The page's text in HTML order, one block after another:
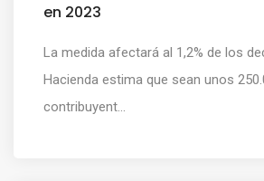
en 2023
La medida afectará al 1,2% de los
Hacienda estima que sean unos
contribuyent...